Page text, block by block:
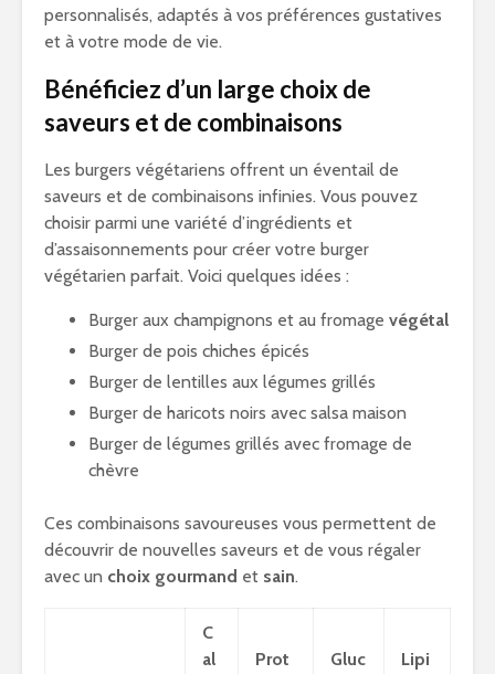
personnalisés, adaptés à vos préférences gustatives
et à votre mode de vie.
Bénéficiez d’un large choix de
saveurs et de combinaisons
Les burgers végétariens offrent un éventail de
saveurs et de combinaisons infinies. Vous pouvez
choisir parmi une variété d’ingrédients et
d’assaisonnements pour créer votre burger
végétarien parfait. Voici quelques idées :
Burger aux champignons et au fromage végétal
Burger de pois chiches épicés
Burger de lentilles aux légumes grillés
Burger de haricots noirs avec salsa maison
Burger de légumes grillés avec fromage de
chèvre
Ces combinaisons savoureuses vous permettent de
découvrir de nouvelles saveurs et de vous régaler
avec un choix gourmand et sain.
C
al
Prot
Gluc
Lipi